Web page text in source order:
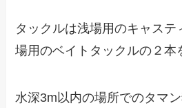
タックルは浅場用のキャステ
場用のベイトタックルの２本
水深3m以内の場所でのタマ